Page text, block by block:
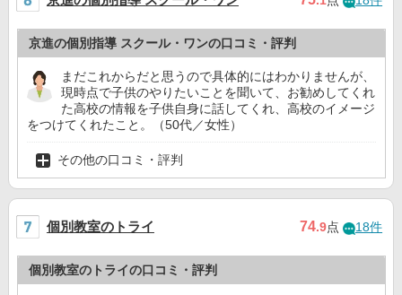
京進の個別指導 スクール・ワンの口コミ・評判
まだこれからだと思うので具体的にはわかりませんが、
現時点で子供のやりたいことを聞いて、お勧めしてくれ
た高校の情報を子供自身に話してくれ、高校のイメージ
をつけてくれたこと。（50代／女性）
その他の口コミ・評判
個別教室のトライ 74.9点 18件
個別教室のトライの口コミ・評判